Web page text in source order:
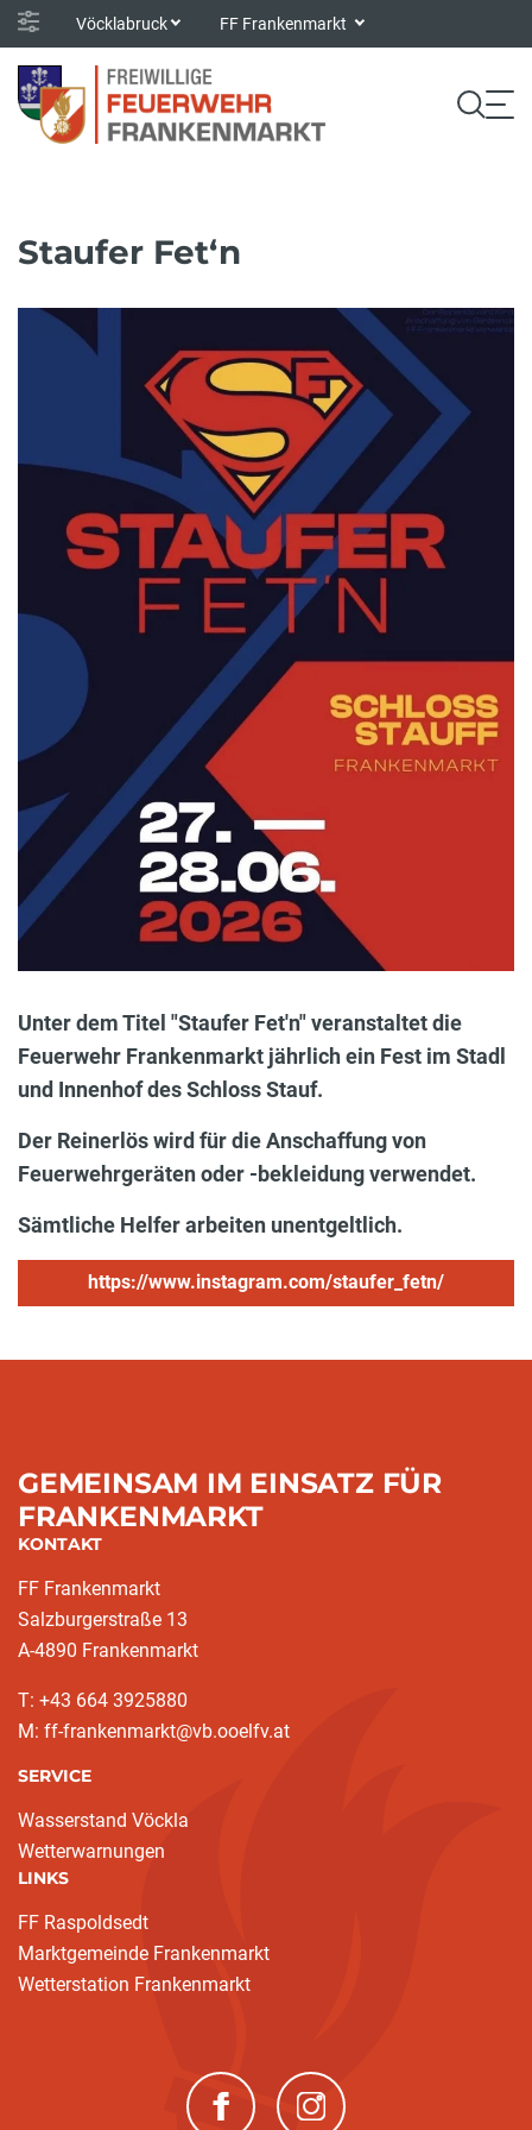
Vöcklabruck FF Frankenmarkt
Staufer Fet‘n
Unter dem Titel "Staufer Fet'n" veranstaltet die
Feuerwehr Frankenmarkt jährlich ein Fest im Stadl
und Innenhof des Schloss Stauf.
Der Reinerlös wird für die Anschaffung von
Feuerwehrgeräten oder -bekleidung verwendet.
Sämtliche Helfer arbeiten unentgeltlich.
https://www.instagram.com/staufer_fetn/
GEMEINSAM IM EINSATZ FÜR
FRANKENMARKT
KONTAKT
FF Frankenmarkt
Salzburgerstraße 13
A-4890 Frankenmarkt
T: +43 664 3925880
M: ff-frankenmarkt@vb.ooelfv.at
SERVICE
Wasserstand Vöckla
Wetterwarnungen
LINKS
FF Raspoldsedt
Marktgemeinde Frankenmarkt
Wetterstation Frankenmarkt